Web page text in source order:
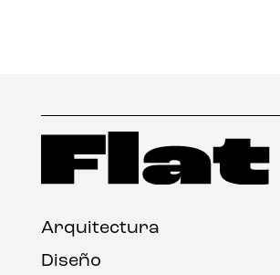
Arquitectura
Diseño